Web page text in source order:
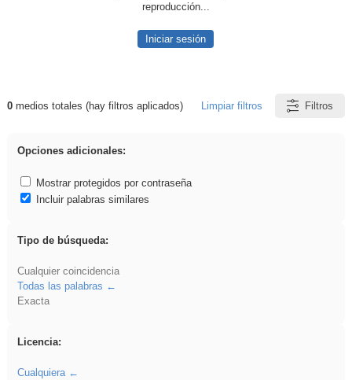
reproducción...
Iniciar sesión
Resultados de: iessanisidro
0medios totales (hay filtros aplicados) Limpiar filtros Filtros
Opciones adicionales:
Mostrar protegidos por contraseña
Incluir palabras similares
Tipo de búsqueda:
Cualquier coincidencia
Todas las palabras
Exacta
Licencia:
Cualquiera